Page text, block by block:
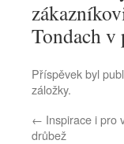
Tondach v
Příspěvek byl
záložky.
← Inspirace i pro
drůbež